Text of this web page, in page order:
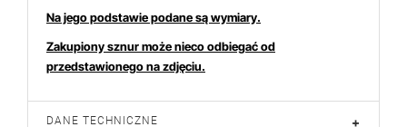
Na jego podstawie podane są wymiary.
Zakupiony sznur może nieco odbiegać od
przedstawionego na zdjęciu.
DANE TECHNICZNE +